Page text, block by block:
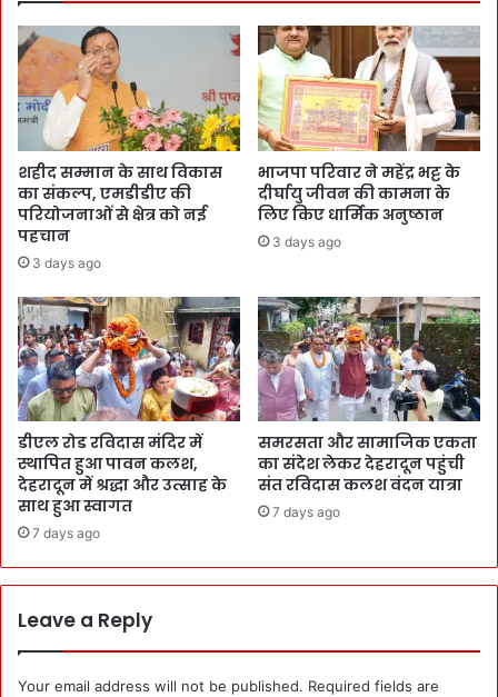
शहीद सम्मान के साथ विकास
का संकल्प, एमडीडीए की
परियोजनाओं से क्षेत्र को नई
पहचान
3 days ago
भाजपा परिवार ने महेंद्र भट्ट के
दीर्घायु जीवन की कामना के
लिए किए धार्मिक अनुष्ठान
3 days ago
डीएल रोड रविदास मंदिर में
स्थापित हुआ पावन कलश,
देहरादून में श्रद्धा और उत्साह के
साथ हुआ स्वागत
7 days ago
समरसता और सामाजिक एकता
का संदेश लेकर देहरादून पहुंची
संत रविदास कलश वंदन यात्रा
7 days ago
Leave a Reply
Your email address will not be published. Required fields are